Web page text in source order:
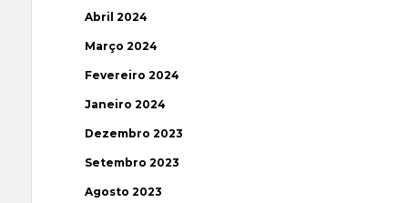
Abril 2024
Março 2024
Fevereiro 2024
Janeiro 2024
Dezembro 2023
Setembro 2023
Agosto 2023